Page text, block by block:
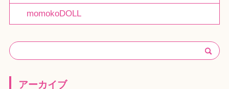
momokoDOLL
アーカイブ